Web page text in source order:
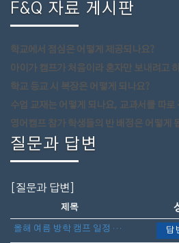
F&Q 자료 게시판
학교에서 점심은 어떻게 제공되나요?
아이가 캠프가 처음이라 혼자만 보내려고
학교 등교 시 복장은 어떻게 되나요?
수업 교재는 어떻게 되나요, 교과서를 따로
영어캠프 참가 학생들의 반 배정은 어떻게
질문과 답변
[질문과 답변]
제목
올해 여름 방학 캠프 일정 언제 나오나요? 답